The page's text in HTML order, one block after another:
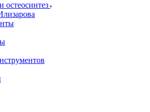
остеосинтез